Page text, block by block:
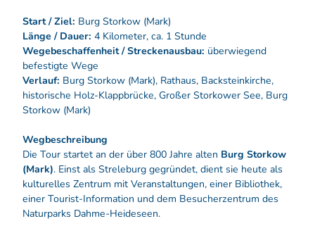
Start / Ziel: Burg Storkow (Mark)
Länge / Dauer: 4 Kilometer, ca. 1 Stunde
Wegebeschaffenheit / Streckenausbau: überwiegend
befestigte Wege
Verlauf: Burg Storkow (Mark), Rathaus, Backsteinkirche,
historische Holz-Klappbrücke, Großer Storkower See, Burg
Storkow (Mark)
Wegbeschreibung
Die Tour startet an der über 800 Jahre alten Burg Storkow
(Mark). Einst als Streleburg gegründet, dient sie heute als
kulturelles Zentrum mit Veranstaltungen, einer Bibliothek,
einer Tourist-Information und dem Besucherzentrum des
Naturparks Dahme-Heideseen.